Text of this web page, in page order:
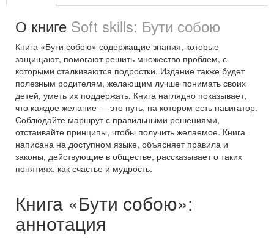
О книге Soft skills: Бути собою
Книга «Бути собою» содержащие знания, которые
защищают, помогают решить множество проблем, с
которыми сталкиваются подростки. Издание также будет
полезным родителям, желающим лучше понимать своих
детей, уметь их поддержать. Книга наглядно показывает,
что каждое желание — это путь, на котором есть навигатор.
Соблюдайте маршрут с правильными решениями,
отстаивайте принципы, чтобы получить желаемое. Книга
написана на доступном языке, объясняет правила и
законы, действующие в обществе, рассказывает о таких
понятиях, как счастье и мудрость.
Книга «Бути собою»:
аннотация